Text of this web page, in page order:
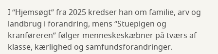
I “Hjemsøgt” fra 2025 kredser han om familie, arv og
landbrug i forandring, mens “Stuepigen og
kranføreren” følger menneskeskæbner på tværs af
klasse, kærlighed og samfundsforandringer.